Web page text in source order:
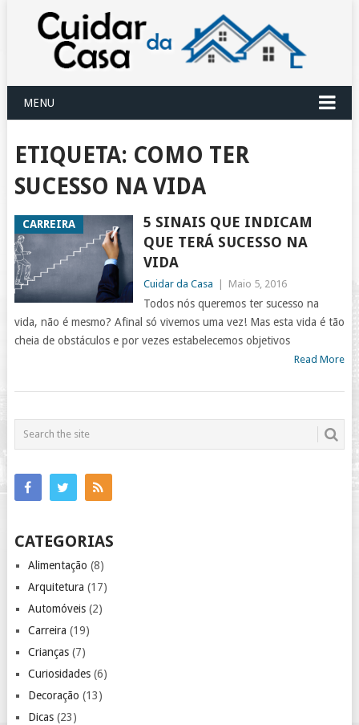
MENU
ETIQUETA: COMO TER
SUCESSO NA VIDA
CARREIRA
5 SINAIS QUE INDICAM
QUE TERÁ SUCESSO NA
VIDA
Cuidar da Casa Maio 5, 2016
Todos nós queremos ter sucesso na
vida, não é mesmo? Afinal só vivemos uma vez! Mas esta vida é tão
cheia de obstáculos e por vezes estabelecemos objetivos
Read More
CATEGORIAS
Alimentação (8)
Arquitetura (17)
Automóveis(2)
Carreira (19)
Crianças(7)
Curiosidades(6)
Decoração (13)
Dicas(23)